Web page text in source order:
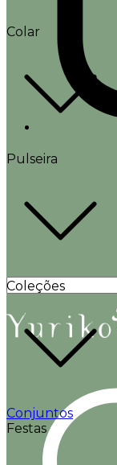
Colar
Pulseira
Coleções
Conjuntos
Festas